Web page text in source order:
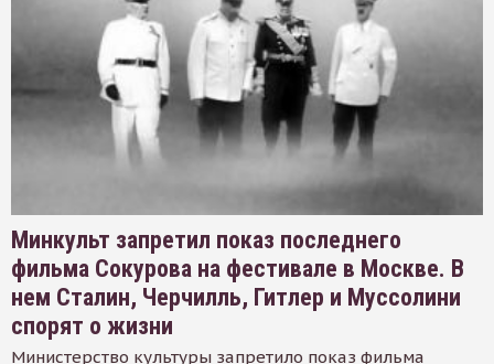
Минкульт запретил показ последнего
фильма Сокурова на фестивале в Москве. В
нем Сталин, Черчилль, Гитлер и Муссолини
спорят о жизни
Министерство культуры запретило показ фильма